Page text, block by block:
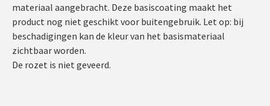
materiaal aangebracht. Deze basiscoating maakt het
product nog niet geschikt voor buitengebruik. Let op: bij
beschadigingen kan de kleur van het basismateriaal
zichtbaar worden.
De rozet is niet geveerd.